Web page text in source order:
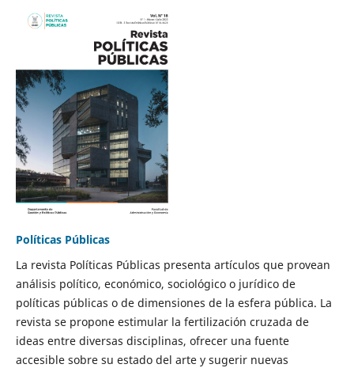
Políticas Públicas
La revista Políticas Públicas presenta artículos que provean
análisis político, económico, sociológico o jurídico de
políticas públicas o de dimensiones de la esfera pública. La
revista se propone estimular la fertilización cruzada de
ideas entre diversas disciplinas, ofrecer una fuente
accesible sobre su estado del arte y sugerir nuevas